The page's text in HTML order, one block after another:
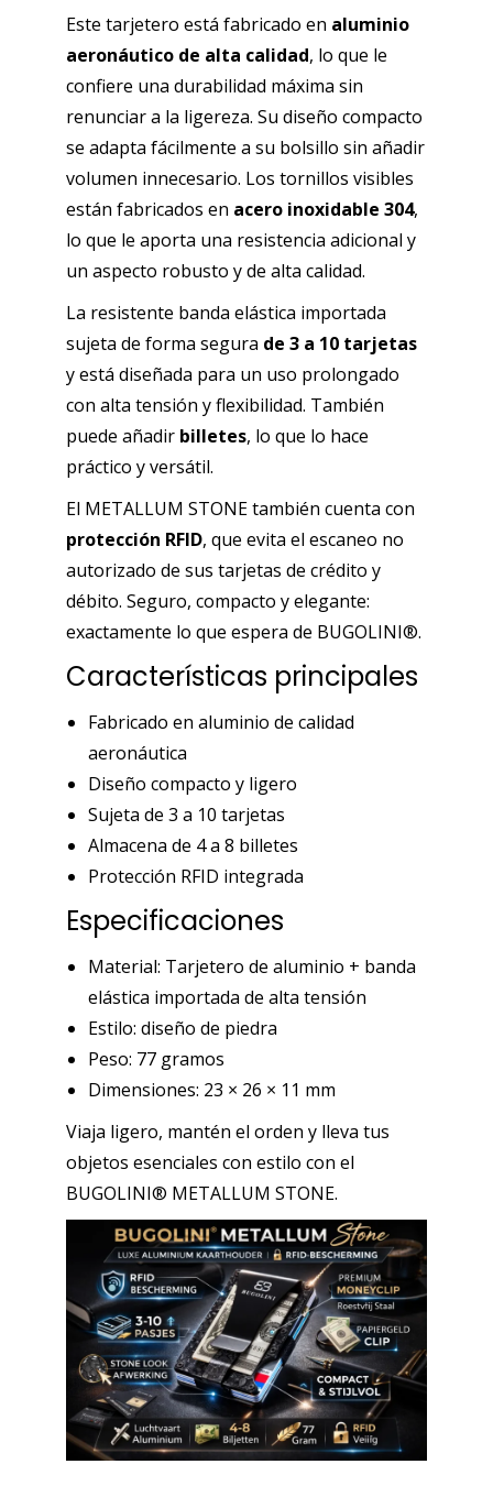
Este tarjetero está fabricado en aluminio
aeronáutico de alta calidad, lo que le
confiere una durabilidad máxima sin
renunciar a la ligereza. Su diseño compacto
se adapta fácilmente a su bolsillo sin añadir
volumen innecesario. Los tornillos visibles
están fabricados en acero inoxidable 304,
lo que le aporta una resistencia adicional y
un aspecto robusto y de alta calidad.
La resistente banda elástica importada
sujeta de forma segura de 3 a 10 tarjetas
y está diseñada para un uso prolongado
con alta tensión y flexibilidad. También
puede añadir billetes, lo que lo hace
práctico y versátil.
El METALLUM STONE también cuenta con
protección RFID, que evita el escaneo no
autorizado de sus tarjetas de crédito y
débito. Seguro, compacto y elegante:
exactamente lo que espera de BUGOLINI®.
Características principales
Fabricado en aluminio de calidad
aeronáutica
Diseño compacto y ligero
Sujeta de 3 a 10 tarjetas
Almacena de 4 a 8 billetes
Protección RFID integrada
Especificaciones
Material: Tarjetero de aluminio + banda
elástica importada de alta tensión
Estilo: diseño de piedra
Peso: 77 gramos
Dimensiones: 23 × 26 × 11 mm
Viaja ligero, mantén el orden y lleva tus
objetos esenciales con estilo con el
BUGOLINI® METALLUM STONE.